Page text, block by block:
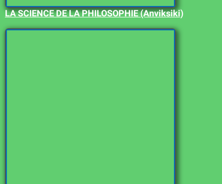
LA SCIENCE DE LA PHILOSOPHIE (Anviksiki)